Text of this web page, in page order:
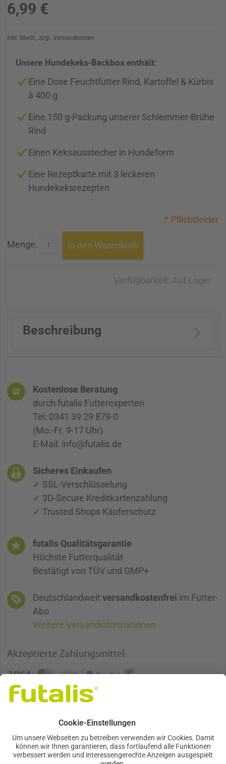
6,99 €
Inkl. MwSt., zzgl. Versandkosten
Unsere Hundekeks-Backbox enthält:
Eine Dose Feuchtfutter Rind, Kartoffel & Kürbis
à 400 g
Eine 150 g-Packung unserer Schlemmer-Brühe
Rind
Einen Keksausstecher in Hundeform
Eine Rezeptkarte mit 3 leckeren
Hundekeksrezepten
* Pflichtfelder
Menge: In den Warenkorb
Verfügbarkeit: Auf Lager
Beschreibung
Kostenlose Beratung
durch futalis Futterexperten
Tel: 0341 39 29 879-0
(Mo.-Fr. 9-17 Uhr)
E-Mail: info@futalis.de
Sicheres Einkaufen
✓ SSL-Verschlüsselung
✓ 3D-Secure Kreditkartenzahlung
✓ Trusted Shops Käuferschutz
futalis Qualitätsgarantie
Höchste Futterqualität
Bestätigt von TÜV und GMP+
Deutschlandweitversandkostenfrei im Futter-
Abo
Weitere Versandinformationen
Akzeptierte Zahlungsmittel
Futter, so einzigartig wie mein Tier
GESICHERTE QUALITÄT